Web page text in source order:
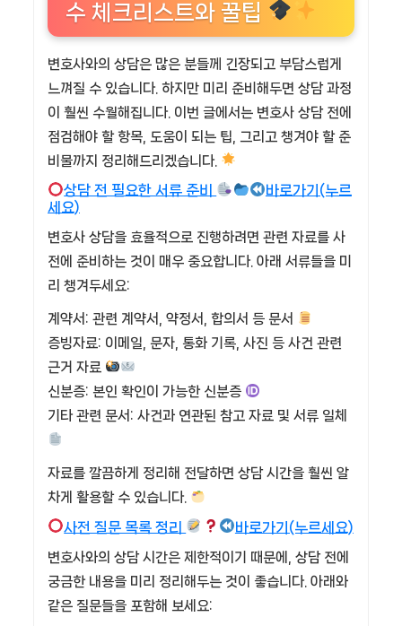
수 체크리스트와 꿀팁
변호사와의 상담은 많은 분들께 긴장되고 부담스럽게
느껴질 수 있습니다. 하지만 미리 준비해두면 상담 과정
이 훨씬 수월해집니다. 이번 글에서는 변호사 상담 전에
점검해야 할 항목, 도움이 되는 팁, 그리고 챙겨야 할 준
비물까지 정리해드리겠습니다.
상담 전 필요한 서류 준비
바로가기(누르
세요)
변호사 상담을 효율적으로 진행하려면 관련 자료를 사
전에 준비하는 것이 매우 중요합니다. 아래 서류들을 미
리 챙겨두세요:
계약서: 관련 계약서, 약정서, 합의서 등 문서
증빙자료: 이메일, 문자, 통화 기록, 사진 등 사건 관련
근거 자료
신분증: 본인 확인이 가능한 신분증
기타 관련 문서: 사건과 연관된 참고 자료 및 서류 일체
자료를 깔끔하게 정리해 전달하면 상담 시간을 훨씬 알
차게 활용할 수 있습니다.
사전 질문 목록 정리 바로가기(누르세요)
변호사와의 상담 시간은 제한적이기 때문에, 상담 전에
궁금한 내용을 미리 정리해두는 것이 좋습니다. 아래와
같은 질문들을 포함해 보세요: